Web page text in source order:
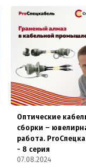
Оптические
сборки –
работа.
- 8 серия
07.08.2024